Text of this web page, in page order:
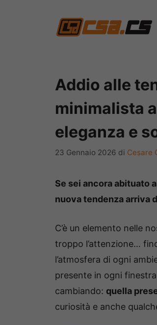
Addio alle
minimalista
eleganza e
23 Gennaio 2026 di Cesare
Se sei ancora abituato
nuova tendenza arriva
C’è un elemento nelle
troppo l’attenzione…
l’atmosfera di ogni
presente in ogni
cambiando: quella
curiosità e anche